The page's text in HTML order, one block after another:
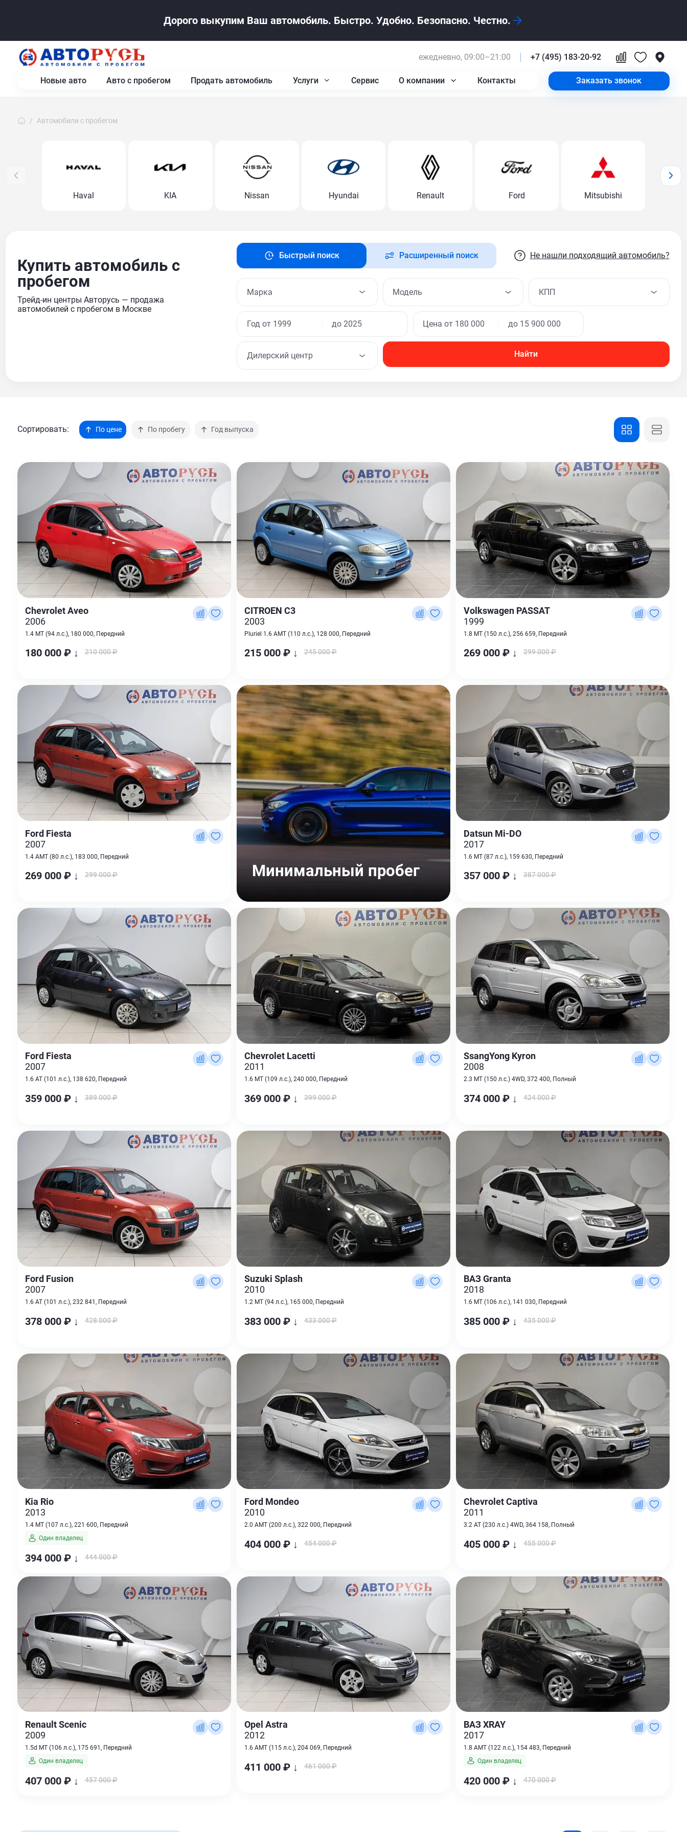
Дорого выкупим Ваш автомобиль. Быстро. Удобно. Безопасно. Честно.
Новые авто Авто с пробегом Продать автомобиль Услуги Сервис О компании Контакты
ежедневно, 09:00–21:00 +7 (495) 183-20-92
Заказать звонок
Автомобили с пробегом
Haval KIA Nissan Hyundai Renault Ford Mitsubishi
Купить автомобиль с
пробегом
Трейд-ин центры Авторусь — продажа
автомобилей с пробегом в Москве
Быстрый поиск Расширенный поиск Не нашли подходящий автомобиль?
Модель КПП
Дилерский центр Найти
Сортировать: По цене По пробегу Год выпуска
Chevrolet Aveo
2006
1.4 MT (94 л.с.), 180 000, Передний
180 000 ₽ ↓ 210 000 ₽
CITROEN C3
2003
Pluriel 1.6 AMT (110 л.с.), 128 000, Передний
215 000 ₽ ↓ 245 000 ₽
Volkswagen PASSAT
1999
1.8 MT (150 л.с.), 256 659, Передний
269 000 ₽ ↓ 299 000 ₽
Ford Fiesta
2007
1.4 AMT (80 л.с.), 183 000, Передний
269 000 ₽ ↓ 299 000 ₽ Минимальный пробег
Datsun Mi-DO
2017
1.6 MT (87 л.с.), 159 630, Передний
357 000 ₽ ↓ 387 000 ₽
Ford Fiesta
2007
1.6 AT (101 л.с.), 138 620, Передний
359 000 ₽ ↓ 389 000 ₽
Chevrolet Lacetti
2011
1.6 MT (109 л.с.), 240 000, Передний
369 000 ₽ ↓ 399 000 ₽
SsangYong Kyron
2008
2.3 MT (150 л.с.) 4WD, 372 400, Полный
374 000 ₽ ↓ 424 000 ₽
Ford Fusion
2007
1.6 AT (101 л.с.), 232 841, Передний
378 000 ₽ ↓ 428 000 ₽
Suzuki Splash
2010
1.2 MT (94 л.с.), 165 000, Передний
383 000 ₽ ↓ 433 000 ₽
ВАЗ Granta
2018
1.6 MT (106 л.с.), 141 030, Передний
385 000 ₽ ↓ 435 000 ₽
Kia Rio
2013
1.4 MT (107 л.с.), 221 600, Передний
Один владелец
394 000 ₽ ↓ 444 000 ₽
Ford Mondeo
2010
2.0 AMT (200 л.с.), 322 000, Передний
404 000 ₽ ↓ 454 000 ₽
Chevrolet Captiva
2011
3.2 AT (230 л.с.) 4WD, 364 158, Полный
405 000 ₽ ↓ 455 000 ₽
Renault Scenic
2009
1.5d MT (106 л.с.), 175 691, Передний
Один владелец
407 000 ₽ ↓ 457 000 ₽
Opel Astra
2012
1.6 AMT (115 л.с.), 204 069, Передний
411 000 ₽ ↓ 461 000 ₽
ВАЗ XRAY
2017
1.8 AMT (122 л.с.), 154 483, Передний
Один владелец
420 000 ₽ ↓ 470 000 ₽